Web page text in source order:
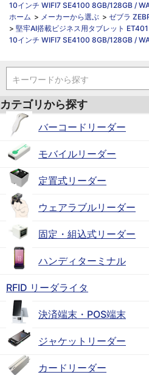
10インチ WIFI7 SE4100 8GB/128GB /
ホーム > メーカーから選ぶ > ゼブラ
> 堅牢AI搭載ビジネス用タブレット
10インチ WIFI7 SE4100 8GB/128GB /
キーワードから探す
カテゴリから探す
バーコードリーダー
モバイルリーダー
定置式リーダー
ウェアラブルリーダー
固定・組込式リーダー
ハンディターミナル
RFID リーダライタ
決済端末・POS端末
ジャケットリーダー
カードリーダー